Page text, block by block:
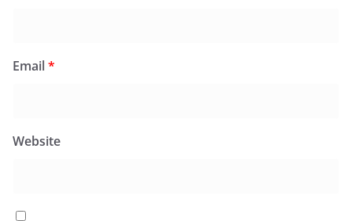
Email*
Website